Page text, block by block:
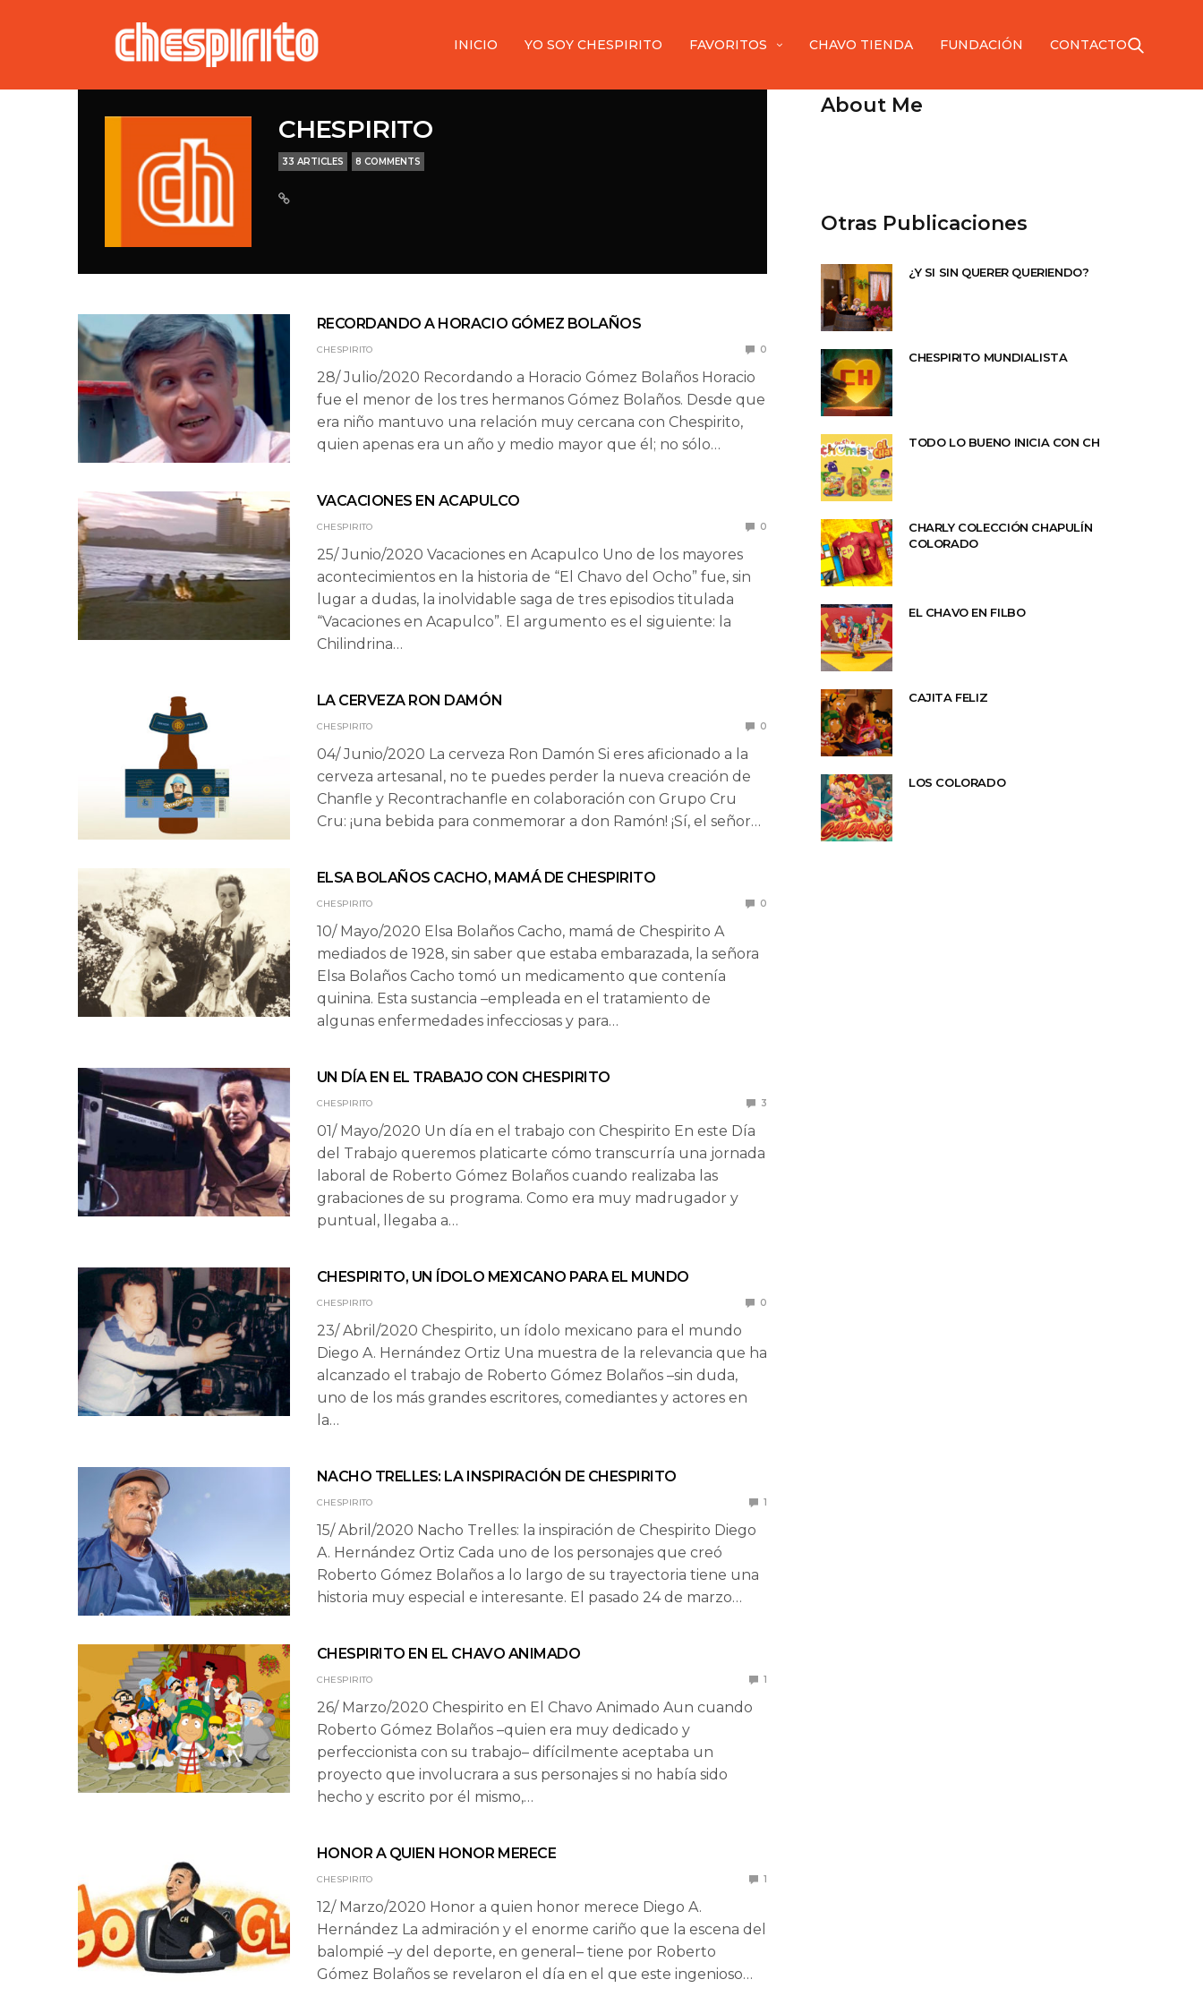
INICIO YO SOY CHESPIRITO FAVORITOS CHAVO TIENDA FUNDACIÓN CONTACTO
CHESPIRITO
33 ARTICLES 8 COMMENTS
RECORDANDO A HORACIO GÓMEZ BOLAÑOS
CHESPIRITO 0
28/ Julio/2020 Recordando a Horacio Gómez Bolaños Horacio
fue el menor de los tres hermanos Gómez Bolaños. Desde que
era niño mantuvo una relación muy cercana con Chespirito,
quien apenas era un año y medio mayor que él; no sólo…
VACACIONES EN ACAPULCO
CHESPIRITO 0
25/ Junio/2020 Vacaciones en Acapulco Uno de los mayores
acontecimientos en la historia de “El Chavo del Ocho” fue, sin
lugar a dudas, la inolvidable saga de tres episodios titulada
“Vacaciones en Acapulco”. El argumento es el siguiente: la
Chilindrina…
LA CERVEZA RON DAMÓN
CHESPIRITO 0
04/ Junio/2020 La cerveza Ron Damón Si eres aficionado a la
cerveza artesanal, no te puedes perder la nueva creación de
Chanfle y Recontrachanfle en colaboración con Grupo Cru
Cru: ¡una bebida para conmemorar a don Ramón! ¡Sí, el señor…
ELSA BOLAÑOS CACHO, MAMÁ DE CHESPIRITO
CHESPIRITO 0
10/ Mayo/2020 Elsa Bolaños Cacho, mamá de Chespirito A
mediados de 1928, sin saber que estaba embarazada, la señora
Elsa Bolaños Cacho tomó un medicamento que contenía
quinina. Esta sustancia –empleada en el tratamiento de
algunas enfermedades infecciosas y para…
UN DÍA EN EL TRABAJO CON CHESPIRITO
CHESPIRITO 3
01/ Mayo/2020 Un día en el trabajo con Chespirito En este Día
del Trabajo queremos platicarte cómo transcurría una jornada
laboral de Roberto Gómez Bolaños cuando realizaba las
grabaciones de su programa. Como era muy madrugador y
puntual, llegaba a…
CHESPIRITO, UN ÍDOLO MEXICANO PARA EL MUNDO
CHESPIRITO 0
23/ Abril/2020 Chespirito, un ídolo mexicano para el mundo
Diego A. Hernández Ortiz Una muestra de la relevancia que ha
alcanzado el trabajo de Roberto Gómez Bolaños –sin duda,
uno de los más grandes escritores, comediantes y actores en
la…
NACHO TRELLES: LA INSPIRACIÓN DE CHESPIRITO
CHESPIRITO 1
15/ Abril/2020 Nacho Trelles: la inspiración de Chespirito Diego
A. Hernández Ortiz Cada uno de los personajes que creó
Roberto Gómez Bolaños a lo largo de su trayectoria tiene una
historia muy especial e interesante. El pasado 24 de marzo…
CHESPIRITO EN EL CHAVO ANIMADO
CHESPIRITO 1
26/ Marzo/2020 Chespirito en El Chavo Animado Aun cuando
Roberto Gómez Bolaños –quien era muy dedicado y
perfeccionista con su trabajo– difícilmente aceptaba un
proyecto que involucrara a sus personajes si no había sido
hecho y escrito por él mismo,…
HONOR A QUIEN HONOR MERECE
CHESPIRITO 1
12/ Marzo/2020 Honor a quien honor merece Diego A.
Hernández La admiración y el enorme cariño que la escena del
balompié –y del deporte, en general– tiene por Roberto
Gómez Bolaños se revelaron el día en el que este ingenioso…
About Me
Otras Publicaciones
¿Y SI SIN QUERER QUERIENDO?
CHESPIRITO MUNDIALISTA
TODO LO BUENO INICIA CON CH
CHARLY COLECCIÓN CHAPULÍN
COLORADO
EL CHAVO EN FILBO
CAJITA FELIZ
LOS COLORADO